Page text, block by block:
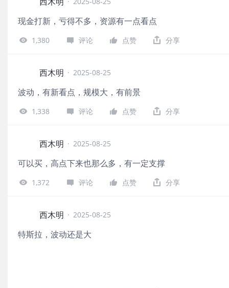
现金打新，亏得不多，资源有一点看点
1,380 评论 点赞 分享
西木明 · 2025-08-25
波动，有新看点，规模大，有前景
1,338 评论 点赞 分享
西木明 · 2025-08-25
可以买，高点下来也那么多，有一定支撑
1,372 评论 点赞 分享
西木明 · 2025-08-25
特斯拉，波动还是大